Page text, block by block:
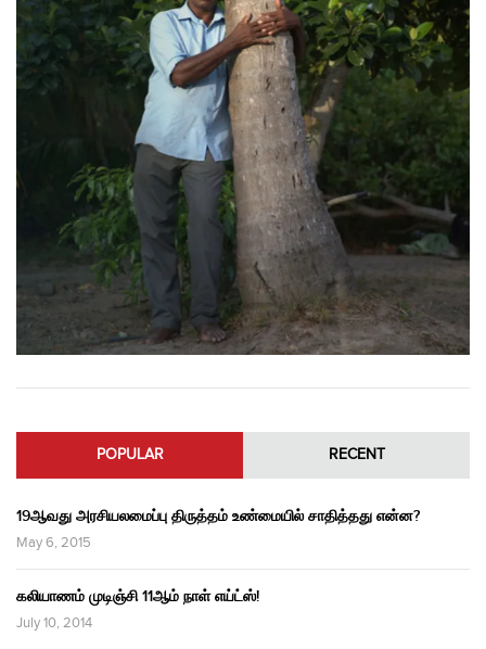
POPULAR RECENT
19ஆவது அரசியலமைப்பு திருத்தம் உண்மையில் சாதித்தது என்ன?
May 6, 2015
கலியாணம் முடிஞ்சி 11ஆம் நாள் எய்ட்ஸ்!
July 10, 2014